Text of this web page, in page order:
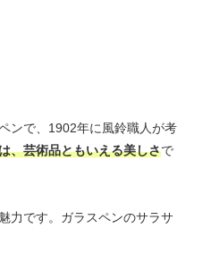
ンで、1902年に風鈴職人が考
、芸術品ともいえる美しさで
力です。ガラスペンのサラサ